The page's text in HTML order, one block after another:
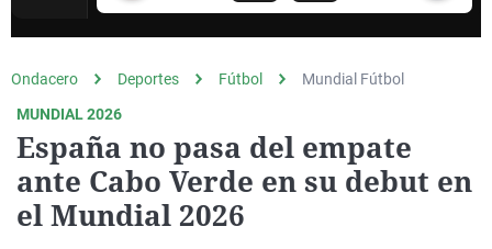
La rosa de los vientos
Caso
Operación Viuda
Extremadura
País Vasco
Virales
Ondacero Deportes Fútbol
Mundial Fútbol
MUNDIAL 2026
España no pasa del empate
ante Cabo Verde en su debut en
el Mundial 2026